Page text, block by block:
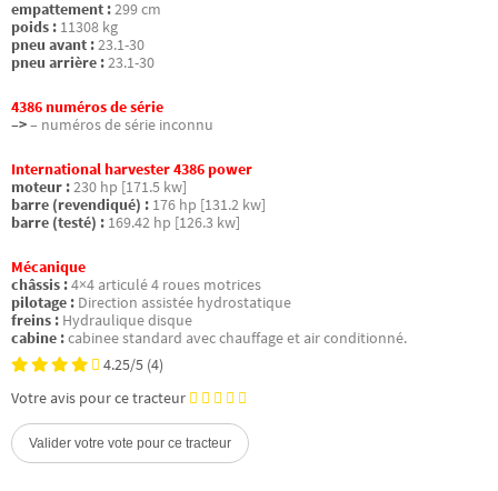
empattement :299 cm
poids : 11308 kg
pneu avant :23.1-30
pneu arrière :23.1-30
4386 numéros de série
–>– numéros de série inconnu
International harvester 4386 power
moteur :230 hp [171.5 kw]
barre (revendiqué) : 176 hp [131.2 kw]
barre (testé) : 169.42 hp [126.3 kw]
Mécanique
châssis :4×4 articulé 4 roues motrices
pilotage : Direction assistée hydrostatique
freins : Hydraulique disque
cabine :cabinee standard avec chauffage et air conditionné.
4.25/5 (4)
Votre avis pour ce tracteur